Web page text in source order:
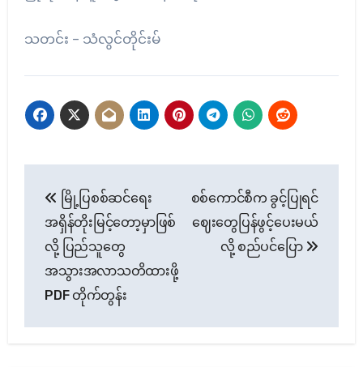
သတင်း – သံလွင်တိုင်းမ်
navigation
မြို့ပြစစ်ဆင်ရေး
အရှိန်တိုးမြင့်တော့မှာဖြစ်
လို့ ပြည်သူတွေ
အသွားအလာသတိထားဖို့
PDF တိုက်တွန်း
စစ်ကောင်စီက ခွင့်ပြုရင်
ဈေးတွေပြန်ဖွင့်ပေးမယ်
လို့ စည်ပင်ပြော